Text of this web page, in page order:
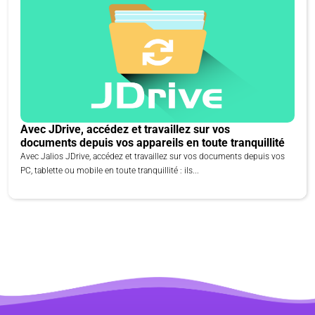
Avec JDrive, accédez et travaillez sur vos
documents depuis vos appareils en toute tranquillité
Avec Jalios JDrive, accédez et travaillez sur vos documents depuis vos
PC, tablette ou mobile en toute tranquillité : ils...